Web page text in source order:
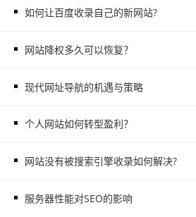
如何让百度收录自己的新网站?
网站降权多久可以恢复？
现代网址导航的机遇与策略
个人网站如何转型盈利？
网站没有被搜索引擎收录如何解决?
服务器性能对SEO的影响